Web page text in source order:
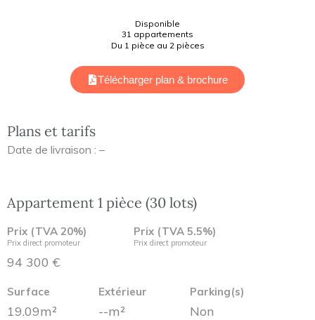
Disponible
31 appartements
Du 1 pièce au 2 pièces
Télécharger plan & brochure
Plans et tarifs
Date de livraison : –
Appartement 1 pièce (30 lots)
Prix (TVA 20%)
Prix direct promoteur
94 300 €
Prix (TVA 5.5%)
Prix direct promoteur
Surface
19.09m²
Extérieur
--m²
Parking(s)
Non